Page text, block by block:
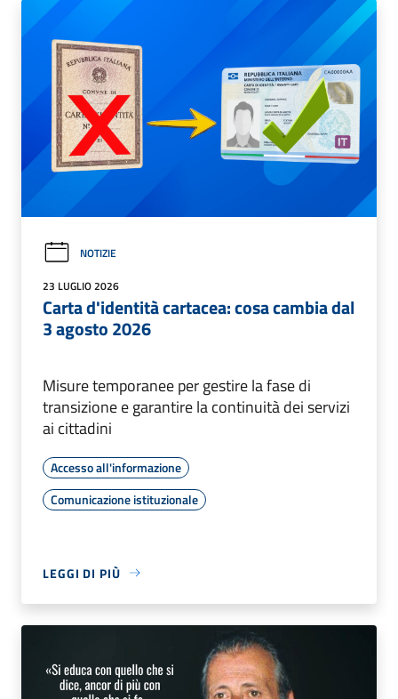
NOTIZIE
23 LUGLIO 2026
Carta d'identità cartacea: cosa cambia dal
3 agosto 2026
Misure temporanee per gestire la fase di
transizione e garantire la continuità dei servizi
ai cittadini
Accesso all'informazione
Comunicazione istituzionale
LEGGI DI PIÙ